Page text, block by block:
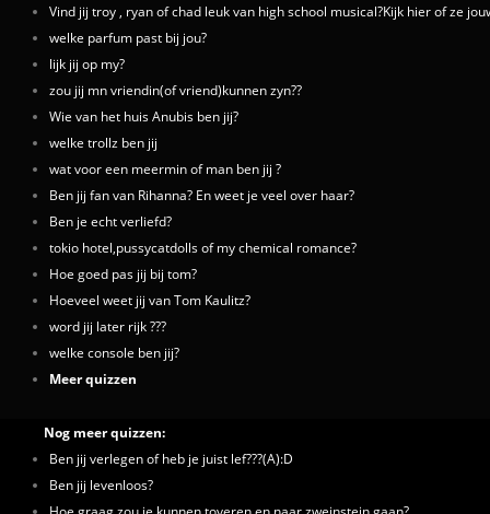
Vind jij troy , ryan of chad leuk van high school musical?Kijk hier of ze
welke parfum past bij jou?
lijk jij op my?
zou jij mn vriendin(of vriend)kunnen zyn??
Wie van het huis Anubis ben jij?
welke trollz ben jij
wat voor een meermin of man ben jij ?
Ben jij fan van Rihanna? En weet je veel over haar?
Ben je echt verliefd?
tokio hotel,pussycatdolls of my chemical romance?
Hoe goed pas jij bij tom?
Hoeveel weet jij van Tom Kaulitz?
word jij later rijk ???
welke console ben jij?
Meer quizzen
Nog meer quizzen:
Ben jij verlegen of heb je juist lef???(A):D
Ben jij levenloos?
Hoe graag zou je kunnen toveren en naar zweinstein gaan?